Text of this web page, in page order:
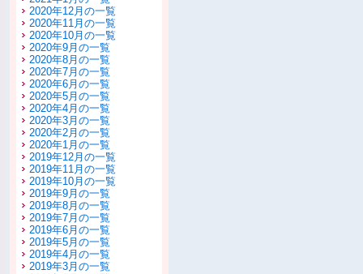
2020年12月の一覧
2020年11月の一覧
2020年10月の一覧
2020年9月の一覧
2020年8月の一覧
2020年7月の一覧
2020年6月の一覧
2020年5月の一覧
2020年4月の一覧
2020年3月の一覧
2020年2月の一覧
2020年1月の一覧
2019年12月の一覧
2019年11月の一覧
2019年10月の一覧
2019年9月の一覧
2019年8月の一覧
2019年7月の一覧
2019年6月の一覧
2019年5月の一覧
2019年4月の一覧
2019年3月の一覧